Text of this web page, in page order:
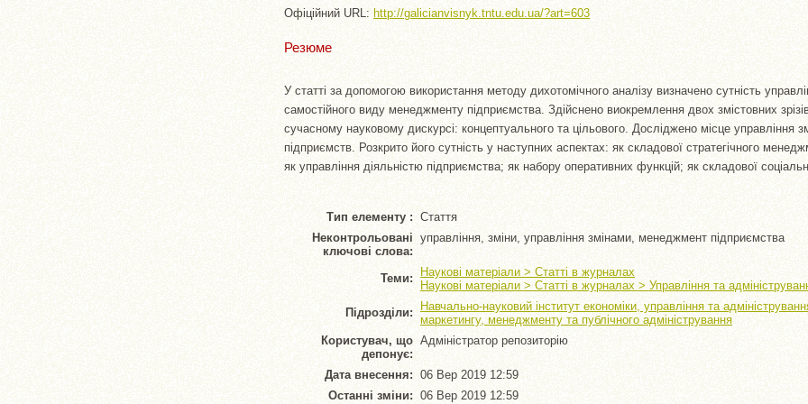
Офіційний URL: http://galicianvisnyk.tntu.edu.ua/?art=603
Резюме
У статті за допомогою використання методу дихотомічного аналізу визначено сутність
самостійного виду менеджменту підприємства. Здійснено виокремлення двох змістовних
сучасному науковому дискурсі: концептуального та цільового. Досліджено місце управління
підприємств. Розкрито його сутність у наступних аспектах: як складової стратегічного
як управління діяльністю підприємства; як набору оперативних функцій; як складової
Тип елементу : Стаття
Неконтрольовані
ключові слова:
управління, зміни, управління змінами, менеджмент підприємства
Теми:
Наукові матеріали > Статті в журналах
Наукові матеріали > Статті в журналах > Управління та
Підрозділи:
Навчально-науковий інститут економіки, управління та
маркетингу, менеджменту та публічного адміністрування
Користувач, що
депонує:
Адміністратор репозиторію
Дата внесення: 06 Вер 2019 12:59
Останні зміни: 06 Вер 2019 12:59